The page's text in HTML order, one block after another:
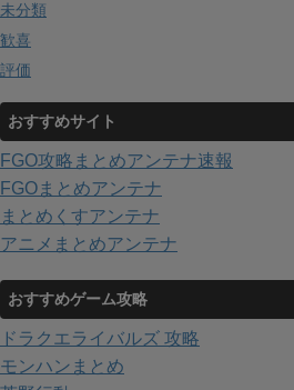
未分類
歓喜
評価
おすすめサイト
FGO攻略まとめアンテナ速報
FGOまとめアンテナ
まとめくすアンテナ
アニメまとめアンテナ
おすすめゲーム攻略
ドラクエライバルズ 攻略
モンハンまとめ